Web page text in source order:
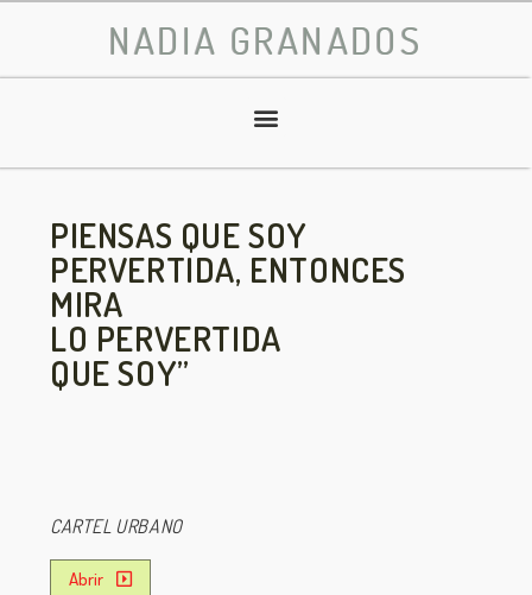
NADIA GRANADOS
PIENSAS QUE SOY
PERVERTIDA, ENTONCES
MIRA
LO PERVERTIDA
QUE SOY”
CARTEL URBANO
Abrir